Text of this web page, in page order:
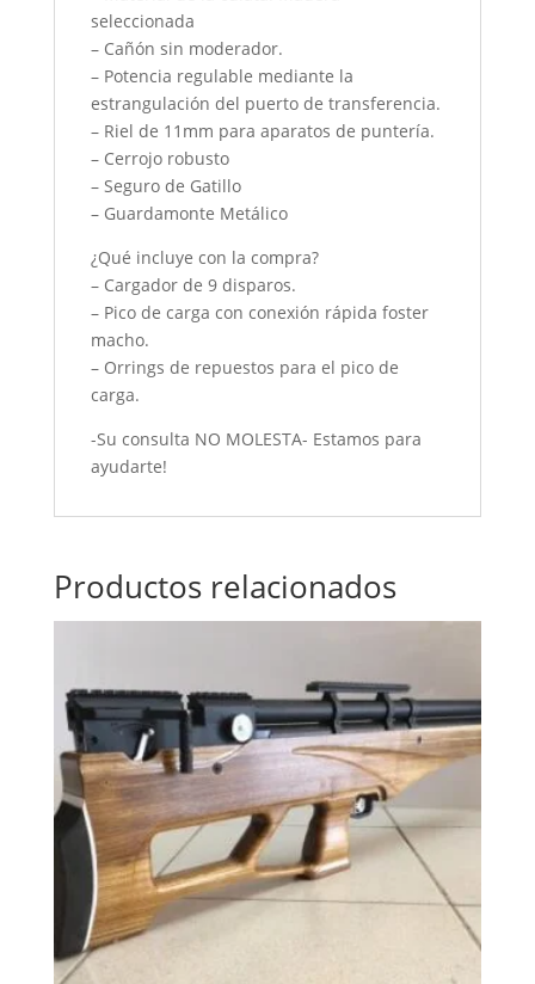
seleccionada
– Cañón sin moderador.
– Potencia regulable mediante la
estrangulación del puerto de transferencia.
– Riel de 11mm para aparatos de puntería.
– Cerrojo robusto
– Seguro de Gatillo
– Guardamonte Metálico
¿Qué incluye con la compra?
– Cargador de 9 disparos.
– Pico de carga con conexión rápida foster
macho.
– Orrings de repuestos para el pico de
carga.
-Su consulta NO MOLESTA- Estamos para
ayudarte!
Productos relacionados